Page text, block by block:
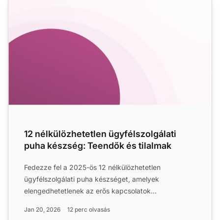
12 nélkülözhetetlen ügyfélszolgálati
puha készség: Teendők és tilalmak
Fedezze fel a 2025-ös 12 nélkülözhetetlen
ügyfélszolgálati puha készséget, amelyek
elengedhetetlenek az erős kapcsolatok
Jan 20, 2026 12 perc olvasás